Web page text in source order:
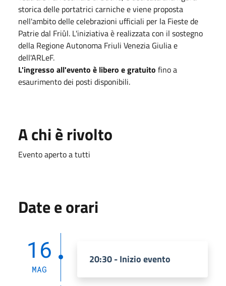
storica delle portatrici carniche e viene proposta
nell'ambito delle celebrazioni ufficiali per la Fieste de
Patrie dal Friûl. L'iniziativa è realizzata con il sostegno
della Regione Autonoma Friuli Venezia Giulia e
dell'ARLeF.
L'ingresso all'evento è libero e gratuito fino a
esaurimento dei posti disponibili.
A chi è rivolto
Evento aperto a tutti
Date e orari
16
MAG
20:30 - Inizio evento